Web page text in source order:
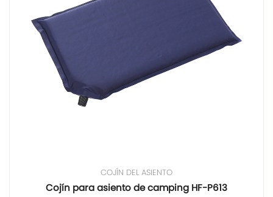
COJÍN DEL ASIENTO
Cojín para asiento de camping HF-P613